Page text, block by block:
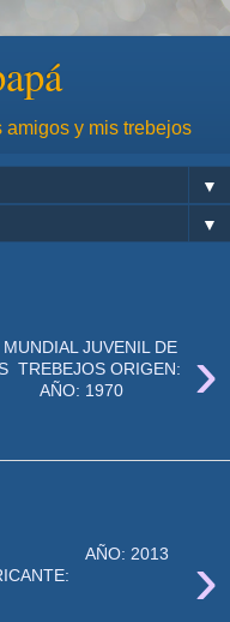
amigos y mis trebejos
▼
▼
›
JUVENIL DE
TREBEJOS ORIGEN:
1970
›
AÑO: 2013